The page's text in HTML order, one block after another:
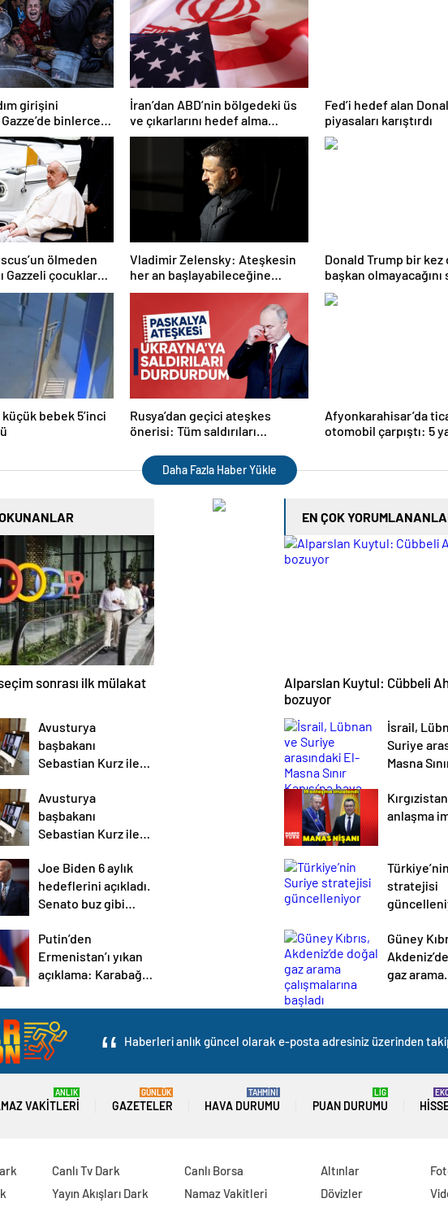
girişini
binlerce
ölebilir
İran’dan ABD’nin bölgedeki üs
ve çıkarlarını hedef alma
tehdidi
Fed’i hedef alan
piyasaları karıştırdı
ölmeden
Gazzeli çocuklar
ortaya çıktı
Vladimir Zelensky: Ateşkesin
her an başlayabileceğine
inanıyoruz
Donald Trump bir kez
başkan
küçük bebek 5’inci
Rusya’dan geçici ateşkes
önerisi: Tüm saldırıları
Afyonkarahisar’da
otomobil çarpıştı: 5
Daha Fazla Haber Yükle
sonrası ilk mülakat
Avusturya
başbakanı
Sebastian Kurz ile
Avusturya
başbakanı
Sebastian Kurz ile
Joe Biden 6 aylık
hedeflerini açıkladı.
Senato buz gibi…
Putin’den
Ermenistan’ı yıkan
açıklama: Karabağ
ayrılmaz bir
parçasıdır!
EN ÇOK
Alparslan Kuytul: Cübbeli
bozuyor
İsrail,
Suriye
Masna
saldırısı
anlaşma
stratejisi
Güney
gaz arama
başladı
Haberleri anlık güncel olarak e-posta adresiniz üzerinden
VAKITLERI
ANLIK
GAZETELER
GÜNLÜK
HAVA DURUMU
TAHMİNİ
PUAN DURUMU
LİG
Canlı Tv Dark
Yayın Akışları Dark
Canlı Borsa
Namaz Vakitleri
Altınlar
Dövizler